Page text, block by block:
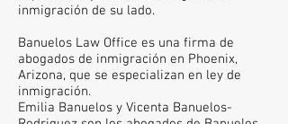
inmigración de su lado.
Banuelos Law Office es una firma de
abogados de inmigración en Phoenix,
Arizona, que se especializan en ley de
inmigración.
Emilia Banuelos y Vicenta Banuelos-